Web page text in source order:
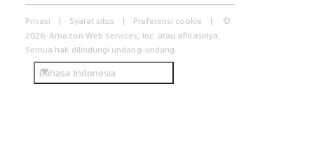
Privasi Syarat situs Preferensi cookie
©
2026, Amazon Web Services, Inc. atau afiliasinya.
Semua hak dilindungi undang-undang.
Bahasa Indonesia